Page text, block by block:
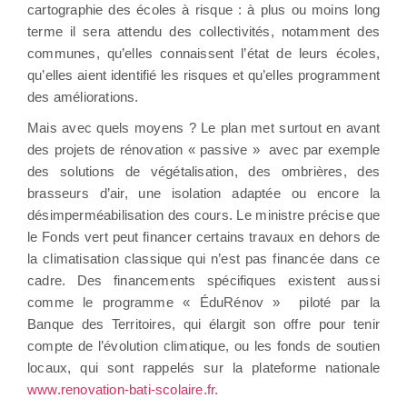
cartographie des écoles à risque : à plus ou moins long
terme il sera attendu des collectivités, notamment des
communes, qu’elles connaissent l’état de leurs écoles,
qu’elles aient identifié les risques et qu’elles programment
des améliorations.
Mais avec quels moyens ? Le plan met surtout en avant
des projets de rénovation « passive » avec par exemple
des solutions de végétalisation, des ombrières, des
brasseurs d’air, une isolation adaptée ou encore la
désimperméabilisation des cours. Le ministre précise que
le Fonds vert peut financer certains travaux en dehors de
la climatisation classique qui n’est pas financée dans ce
cadre. Des financements spécifiques existent aussi
comme le programme « ÉduRénov » piloté par la
Banque des Territoires, qui élargit son offre pour tenir
compte de l’évolution climatique, ou les fonds de soutien
locaux, qui sont rappelés sur la plateforme nationale
www.renovation-bati-scolaire.fr.